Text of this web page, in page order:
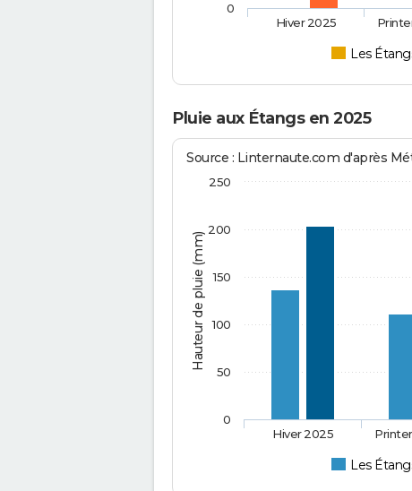
Les
Hiver 2025
0
Pluie aux Étangs en 2025
Hauteur de pluie (mm)
Source : Linternaute.com d'après
Les
Hiver 2025
0
50
100
150
200
250